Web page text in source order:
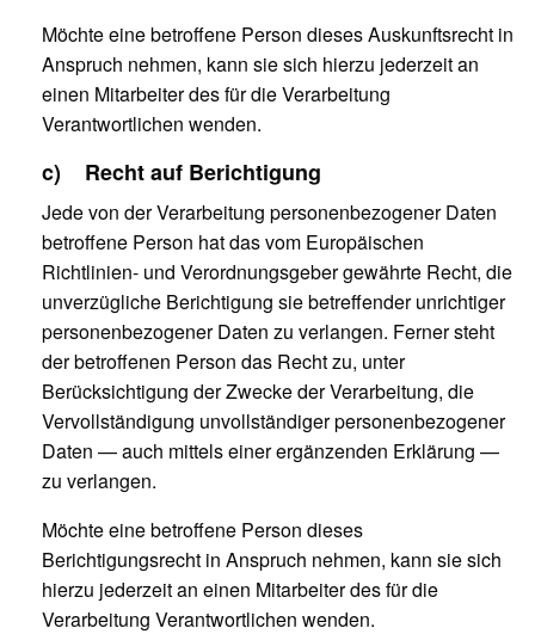
Möchte eine betroffene Person dieses Auskunftsrecht in
Anspruch nehmen, kann sie sich hierzu jederzeit an
einen Mitarbeiter des für die Verarbeitung
Verantwortlichen wenden.
c) Recht auf Berichtigung
Jede von der Verarbeitung personenbezogener Daten
betroffene Person hat das vom Europäischen
Richtlinien- und Verordnungsgeber gewährte Recht, die
unverzügliche Berichtigung sie betreffender unrichtiger
personenbezogener Daten zu verlangen. Ferner steht
der betroffenen Person das Recht zu, unter
Berücksichtigung der Zwecke der Verarbeitung, die
Vervollständigung unvollständiger personenbezogener
Daten — auch mittels einer ergänzenden Erklärung —
zu verlangen.
Möchte eine betroffene Person dieses
Berichtigungsrecht in Anspruch nehmen, kann sie sich
hierzu jederzeit an einen Mitarbeiter des für die
Verarbeitung Verantwortlichen wenden.